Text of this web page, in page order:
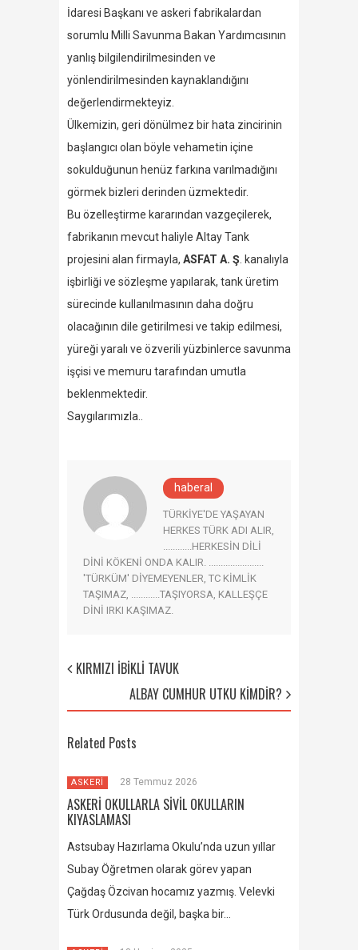
İdaresi Başkanı ve askeri fabrikalardan
sorumlu Milli Savunma Bakan Yardımcısının
yanlış bilgilendirilmesinden ve
yönlendirilmesinden kaynaklandığını
değerlendirmekteyiz.
Ülkemizin, geri dönülmez bir hata zincirinin
başlangıcı olan böyle vehametin içine
sokulduğunun henüz farkına varılmadığını
görmek bizleri derinden üzmektedir.
Bu özelleştirme kararından vazgeçilerek,
fabrikanın mevcut haliyle Altay Tank
projesini alan firmayla, ASFAT A. Ş . kanalıyla
işbirliği ve sözleşme yapılarak, tank üretim
sürecinde kullanılmasının daha doğru
olacağının dile getirilmesi ve takip edilmesi,
yüreği yaralı ve özverili yüzbinlerce savunma
işçisi ve memuru tarafından umutla
beklenmektedir.
Saygılarımızla..
haberal
TÜRKİYE'DE YAŞAYAN
HERKES TÜRK ADI ALIR,
............HERKESİN DİLİ
DİNİ KÖKENİ ONDA KALIR. .......................
'TÜRKÜM' DİYEMEYENLER, TC KİMLİK
TAŞIMAZ, ............TAŞIYORSA, KALLEŞÇE
DİNİ IRKI KAŞIMAZ.
KIRMIZI İBİKLİ TAVUK
ALBAY CUMHUR UTKU KİMDİR?
Related Posts
ASKERİ 28 Temmuz 2026
ASKERİ OKULLARLA SİVİL OKULLARIN
KIYASLAMASI
Astsubay Hazırlama Okulu’nda uzun yıllar
Subay Öğretmen olarak görev yapan
Çağdaş Özcivan hocamız yazmış. Velevki
Türk Ordusunda değil, başka bir…